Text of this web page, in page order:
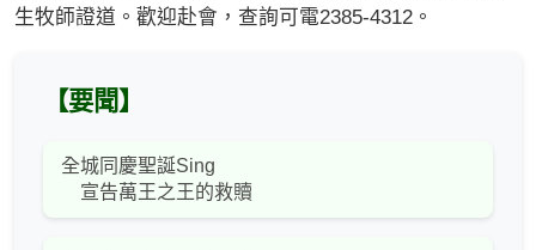
生牧師證道。歡迎赴會，查詢可電2385-4312。
【要聞】
全城同慶聖誕Sing
宣告萬王之王的救贖